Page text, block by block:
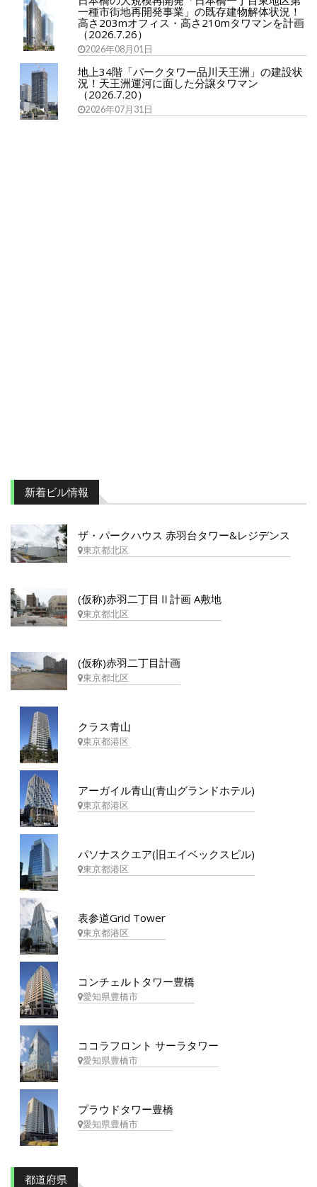
一種市街地再開発事業」の既存建物解体状況！
高さ203mオフィス・高さ210mタワマンを計画
（2026.7.26）
2026年08月01日
地上34階「パークタワー品川天王洲」の建設状
況！天王洲運河に面した分譲タワマン
（2026.7.20）
2026年07月31日
新着ビル情報
ザ・パークハウス 赤羽台タワー&レジデンス
東京都北区
(仮称)赤羽二丁目Ⅱ計画 A敷地
東京都北区
(仮称)赤羽二丁目計画
東京都北区
クラス青山
東京都港区
アーガイル青山(青山グランドホテル)
東京都港区
パソナスクエア(旧エイベックスビル)
東京都港区
表参道Grid Tower
東京都港区
コンチェルトタワー豊橋
愛知県豊橋市
ココラフロント サーラタワー
愛知県豊橋市
プラウドタワー豊橋
愛知県豊橋市
都道府県